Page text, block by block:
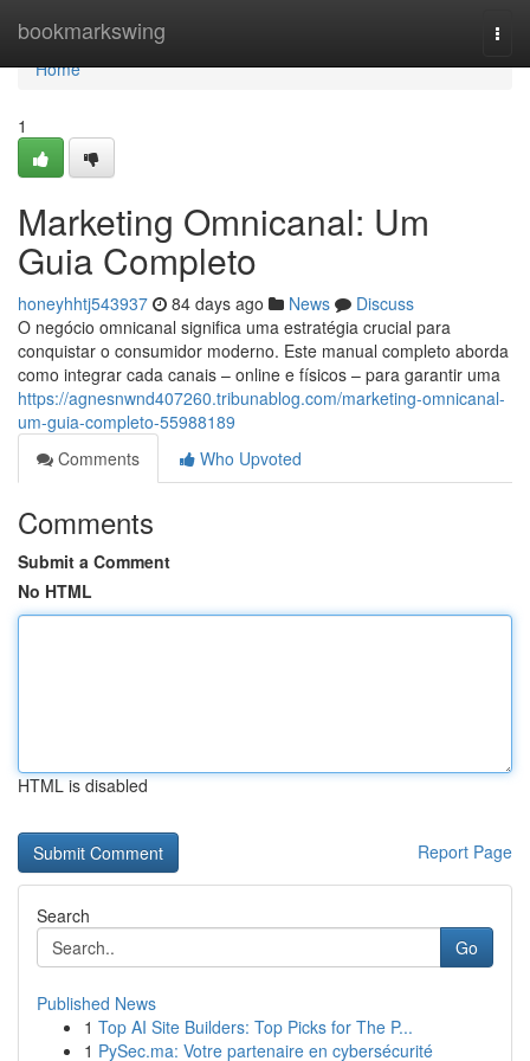
bookmarkswing
Home
Home
1
Marketing Omnicanal: Um
Guia Completo
honeyhhtj543937 84 days ago News
Discuss
O negócio omnicanal significa uma estratégia crucial para
conquistar o consumidor moderno. Este manual completo aborda
como integrar cada canais – online e físicos – para garantir uma
https://agnesnwnd407260.tribunablog.com/marketing-omnicanal-
um-guia-completo-55988189
Comments
Who Upvoted
Comments
Submit a Comment
No HTML
HTML is disabled
Report Page
Search
Go
Published News
1 Top AI Site Builders: Top Picks for The P...
1 PySec.ma: Votre partenaire en cybersécurité